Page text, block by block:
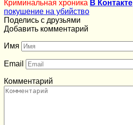
Криминальная хроника В Контакте
покушение на убийство
Поделись с друзьями
Добавить комментарий
Имя
Email
Комментарий